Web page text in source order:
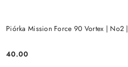
Piórka Mission Force 90 Vortex | No2 |
Cena:
40.00